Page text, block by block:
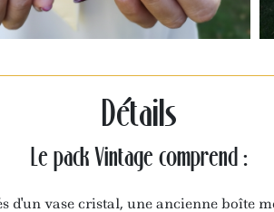
Détails
Le pack Vintage comprend :
d'un vase cristal, une ancienne boîte